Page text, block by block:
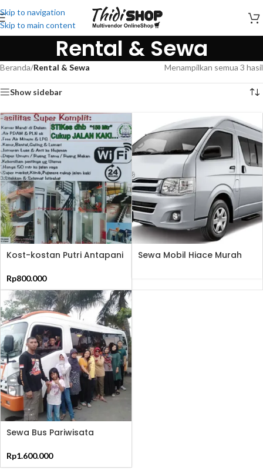
Skip to navigation
Skip to main content
Rental & Sewa
Beranda/Rental & Sewa Menampilkan semua 3 hasil
Show sidebar
Kost-kostan Putri Antapani
Rp800.000
Sewa Mobil Hiace Murah
Sewa Bus Pariwisata
Rp1.600.000